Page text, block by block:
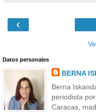
‹
Datos personales
BERNA
Berna
periodista
Caracas,